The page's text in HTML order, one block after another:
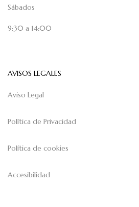
Sábados
9:30 a 14:00
AVISOS LEGALES
Aviso Legal
Política de Privacidad
Política de cookies
Accesibilidad